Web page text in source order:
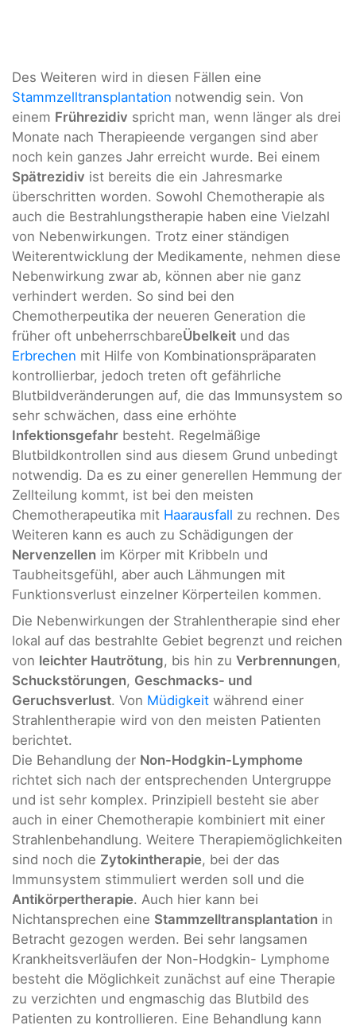
Des Weiteren wird in diesen Fällen eine
Stammzelltransplantation notwendig sein. Von
einem Frührezidiv spricht man, wenn länger als drei
Monate nach Therapieende vergangen sind aber
noch kein ganzes Jahr erreicht wurde. Bei einem
Spätrezidiv ist bereits die ein Jahresmarke
überschritten worden. Sowohl Chemotherapie als
auch die Bestrahlungstherapie haben eine Vielzahl
von Nebenwirkungen. Trotz einer ständigen
Weiterentwicklung der Medikamente, nehmen diese
Nebenwirkung zwar ab, können aber nie ganz
verhindert werden. So sind bei den
Chemotherpeutika der neueren Generation die
früher oft unbeherrschbareÜbelkeit und das
Erbrechen mit Hilfe von Kombinationspräparaten
kontrollierbar, jedoch treten oft gefährliche
Blutbildveränderungen auf, die das Immunsystem so
sehr schwächen, dass eine erhöhte
Infektionsgefahr besteht. Regelmäßige
Blutbildkontrollen sind aus diesem Grund unbedingt
notwendig. Da es zu einer generellen Hemmung der
Zellteilung kommt, ist bei den meisten
Chemotherapeutika mit Haarausfall zu rechnen. Des
Weiteren kann es auch zu Schädigungen der
Nervenzellen im Körper mit Kribbeln und
Taubheitsgefühl, aber auch Lähmungen mit
Funktionsverlust einzelner Körperteilen kommen.
Die Nebenwirkungen der Strahlentherapie sind eher
lokal auf das bestrahlte Gebiet begrenzt und reichen
von leichter Hautrötung, bis hin zu Verbrennungen,
Schuckstörungen, Geschmacks- und
Geruchsverlust. Von Müdigkeit während einer
Strahlentherapie wird von den meisten Patienten
berichtet.
Die Behandlung der Non-Hodgkin-Lymphome
richtet sich nach der entsprechenden Untergruppe
und ist sehr komplex. Prinzipiell besteht sie aber
auch in einer Chemotherapie kombiniert mit einer
Strahlenbehandlung. Weitere Therapiemöglichkeiten
sind noch die Zytokintherapie, bei der das
Immunsystem stimmuliert werden soll und die
Antikörpertherapie. Auch hier kann bei
Nichtansprechen eine Stammzelltransplantation in
Betracht gezogen werden. Bei sehr langsamen
Krankheitsverläufen der Non-Hodgkin- Lymphome
besteht die Möglichkeit zunächst auf eine Therapie
zu verzichten und engmaschig das Blutbild des
Patienten zu kontrollieren. Eine Behandlung kann